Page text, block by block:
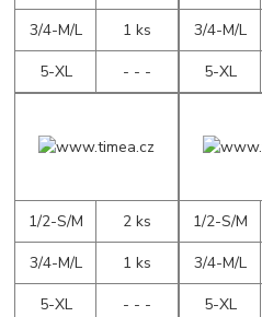
3/4-M/L
1 ks
5-XL
- - -
3/4-M/L
5-XL
1/2-S/M
2 ks
3/4-M/L
1 ks
5-XL
- - -
1/2-S/M
3/4-M/L
5-XL